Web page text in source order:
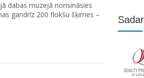
dabas muzejā norisināsies
gandrīz 200 flokšu šķirnes –